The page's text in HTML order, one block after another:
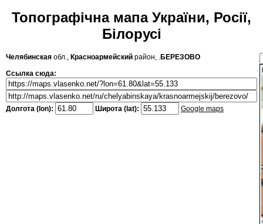
Топографічна мапа України, Росії,
Білорусі
Челябинская обл., Красноармейский район, .БЕРЕЗОВО
Ссылка сюда:
Долгота (lon): Широта (lat): Google maps